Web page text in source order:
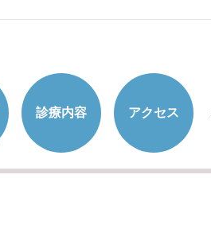
診療内容 アクセス